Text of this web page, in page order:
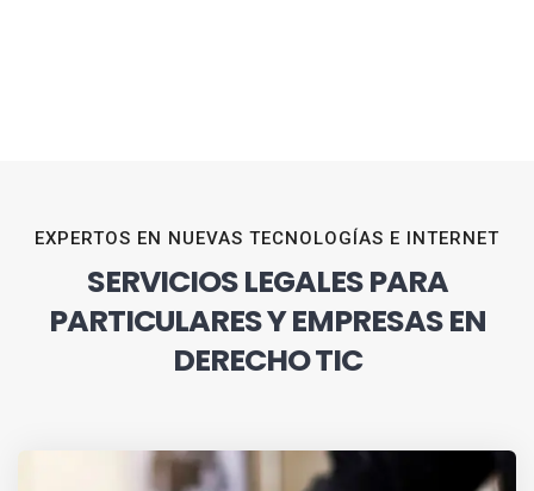
EXPERTOS EN NUEVAS TECNOLOGÍAS E INTERNET
SERVICIOS LEGALES PARA
PARTICULARES Y EMPRESAS EN
DERECHO TIC